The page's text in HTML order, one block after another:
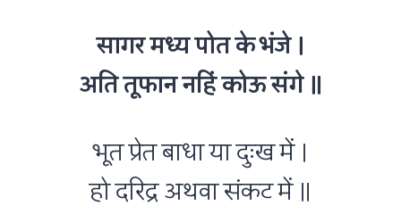
सागर मध्य पोत के भंजे ।
अति तूफान नहिं कोऊ संगे ॥
भूत प्रेत बाधा या दुःख में ।
हो दरिद्र अथवा संकट में ॥